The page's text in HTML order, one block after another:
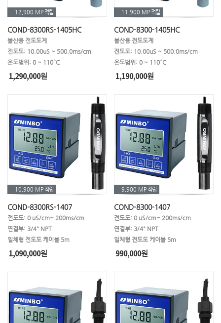
12,900 MP 적립
COND-8300RS-1405HC
불산용 전도도계
전도도: 10.00uS ~ 500.0ms/cm
온도범위: 0 ~ 110°C
1,290,000원
11,900 MP 적립
COND-8300-1405HC
불산용 전도도계
전도도: 10.00uS ~ 500.0ms/cm
온도범위: 0 ~ 110°C
1,190,000원
10,900 MP 적립
COND-8300RS-1407
전도도: 0 uS/cm~ 200ms/cm
연결부: 3/4" NPT
일체형 전도도 케이블 5m
1,090,000원
9,900 MP 적립
COND-8300-1407
전도도: 0 uS/cm~ 200ms/cm
연결부: 3/4" NPT
일체형 전도도 케이블 5m
990,000원